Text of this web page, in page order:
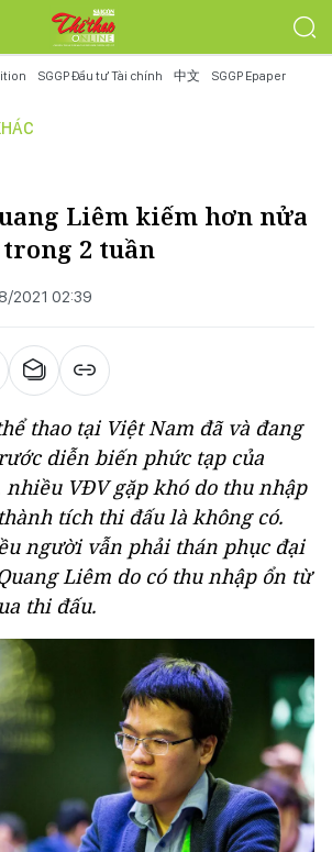
SGGP Đầu tư Tài chính 中文 SGGP Epaper
Liêm kiếm hơn nửa
2 tuần
2021 02:39
thao tại Việt Nam đã và đang
diễn biến phức tạp của
nhiều VĐV gặp khó do thu nhập
tích thi đấu là không có.
người vẫn phải thán phục đại
Liêm do có thu nhập ổn từ
thi đấu.